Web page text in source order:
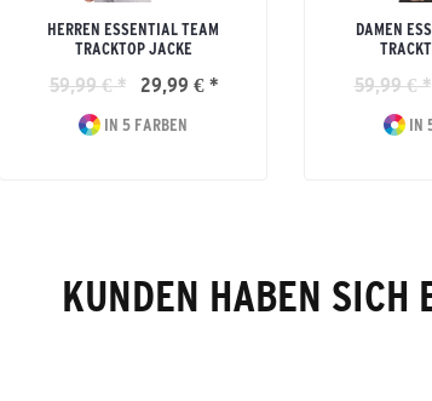
HERREN ESSENTIAL TEAM
TRACKTOP JACKE
59,99 € * 29,99 € *
IN 5 FARBEN
DAMEN
59,99 € *
IN
KUNDEN HABEN SICH